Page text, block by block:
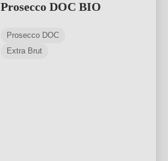
Prosecco DOC BIO
Prosecco DOC
Extra Brut